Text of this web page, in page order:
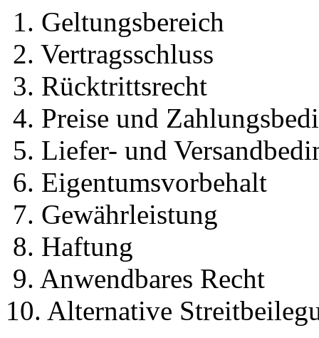
1. Geltungsbereich
2. Vertragsschluss
3. Rücktrittsrecht
4. Preise und
5. Liefer- und
6. Eigentumsvorbehalt
7. Gewährleistung
8. Haftung
9. Anwendbares Recht
10. Alternative